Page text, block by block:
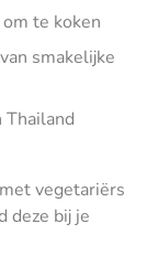
te koken
smakelijke
Thailand
vegetariërs
deze bij je